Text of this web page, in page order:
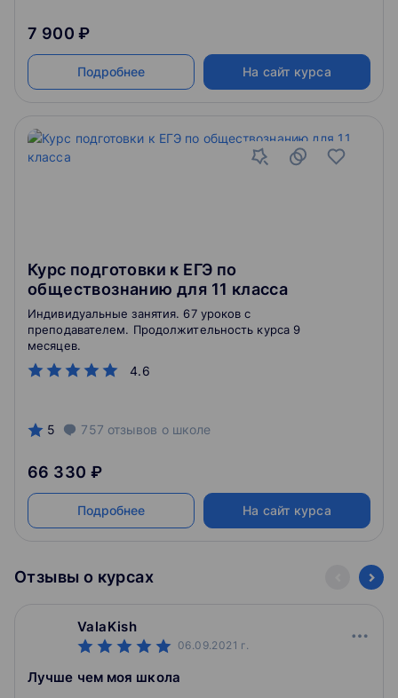
7 900 ₽
Подробнее На сайт курса
Курс подготовки к ЕГЭ по
обществознанию для 11 класса
4.6
Индивидуальные занятия. 67 уроков с
преподавателем. Продолжительность курса 9
месяцев.
5 757 отзывов о школе
66 330 ₽
Подробнее На сайт курса
Отзывы о курсах
ValaKish
06.09.2021 г.
Лучше чем моя школа